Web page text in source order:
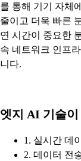
를 통해 기기 자체
줄이고 더욱 빠른
연 시간이 중요한
속 네트워크 인프
니다.
엣지 AI 기술
1. 실시간 데
2. 데이터 전